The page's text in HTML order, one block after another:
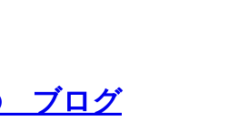
ブログ